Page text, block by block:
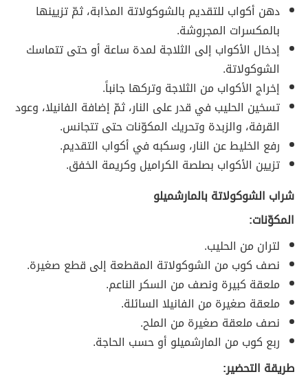
دهن أكواب للتقديم بالشوكولاتة المذابة، ثمّ تزيينها
بالمكسرات المجروشة.
إدخال الأكواب إلى الثلاجة لمدة ساعة أو حتى تتماسك
الشوكولاتة.
إخراج الأكواب من الثلاجة وتركها جانباً.
تسخين الحليب في قدر على النار، ثمّ إضافة الفانيلا، وعود
القرفة، والزبدة وتحريك المكوّنات حتى تتجانس.
رفع الخليط عن النار، وسكبه في أكواب التقديم.
تزيين الأكواب بصلصة الكراميل وكريمة الخفق.
شراب الشوكولاتة بالمارشميلو
المكوّنات:
لتران من الحليب.
نصف كوب من الشوكولاتة المقطعة إلى قطع صغيرة.
ملعقة كبيرة ونصف من السكر الناعم.
ملعقة صغيرة من الفانيلا السائلة.
نصف ملعقة صغيرة من الملح.
ربع كوب من المارشميلو أو حسب الحاجة.
طريقة التحضير: